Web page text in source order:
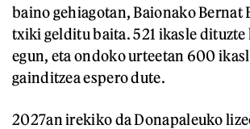
baino gehiagotan, Baionako Bernat
txiki gelditu baita. 521 ikasle dituzte
egun, eta ondoko urteetan 600
gainditzea espero dute.
2027an irekiko da Donapaleuko